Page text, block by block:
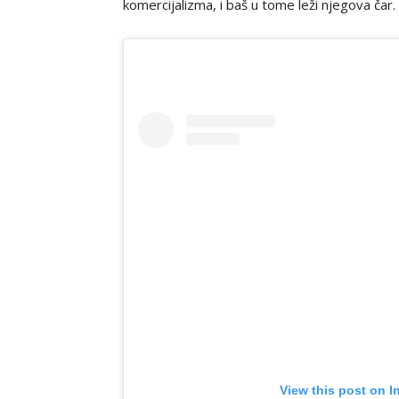
komercijalizma, i baš u tome leži njegova čar.
View this post on